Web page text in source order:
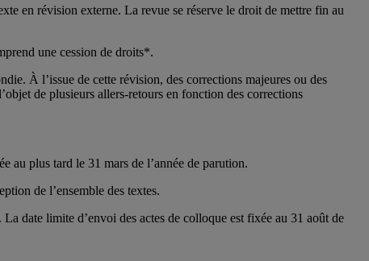
en révision externe. La revue se réserve le droit de mettre fin au
une cession de droits*.
À l’issue de cette révision, des corrections majeures ou des
de plusieurs allers-retours en fonction des corrections
au plus tard le 31 mars de l’année de parution.
de l’ensemble des textes.
date limite d’envoi des actes de colloque est fixée au 31 août de